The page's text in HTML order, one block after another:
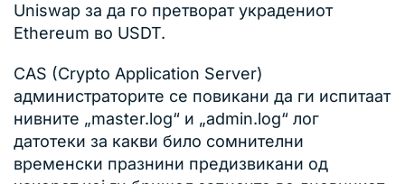
Uniswap за да го претворат украдениот
Ethereum во USDT.
CAS (Crypto Application Server)
администраторите се повикани да ги испитаат
нивните „master.log“ и „admin.log“ лог
датотеки за какви било сомнителни
временски празнини предизвикани од